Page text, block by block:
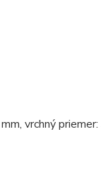
vrchný